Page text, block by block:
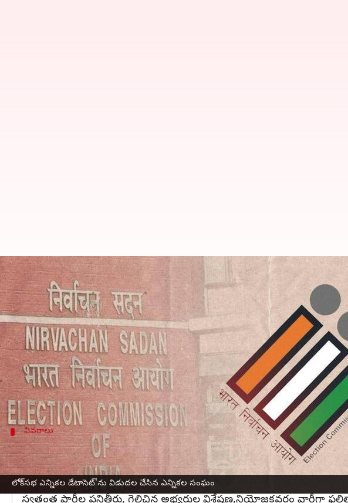
లోక్‌సభ ఎన్నికల డేటాసెట్'ను విడుదల చేసిన ఎన్నికల సంఘం
ECI: లోక్‌సభ ఎన్నికల డేటాసెట్'ను విడుదల చేసిన
వ్రాసిన వారు Sirish Praharaju Dec 26, 2024 05:22 pm
ఈ వార్తాకథనం ఏంటి
భారతఎన్నికల సంఘం(ECI) గురువారంలోక్‌సభఎన్నికల డేటా సెట్‌ను
ఈ డేటా సెట్‌లో 42 గణాంక నివేదికలు, నాలుగు రాష్ట్రాల అసెంబ్లీ
100 గణాంకాలను విడుదల చేసి, అవి పారదర్శకత, పరిశోధన లక్ష్యంగా
వివరాలు
64.64 కోట్ల మంది ఓటర్లు తమ ఓటు హక్కును వినియోగించారు
ఈ డేటా సెట్‌లో పార్లమెంటరీ, అసెంబ్లీ నియోజకవర్గాల వివరణ,ఎన్నికల
వారీగా ఓట్ల వాటా,లింగ ఆధారిత ఓటింగ్ వివరాలు,రాష్ట్రాల వారీగా మహిళా